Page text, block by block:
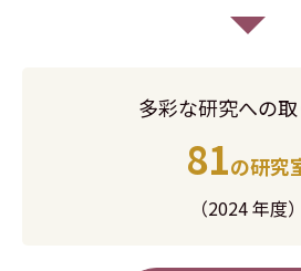
多彩な研究への
81の研究
（2024 年度）